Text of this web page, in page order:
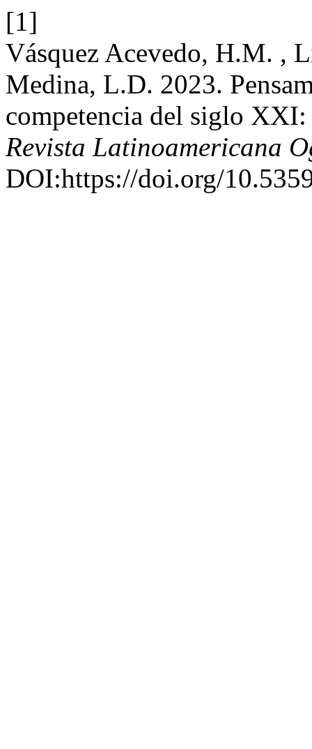
[1]
Vásquez Acevedo, H.M. ,
Medina, L.D. 2023.
competencia del siglo XXI:
Revista Latinoamericana
DOI:https://doi.org/